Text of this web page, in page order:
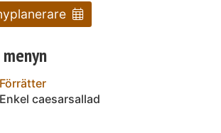
Förrätter
Enkel caesarsallad